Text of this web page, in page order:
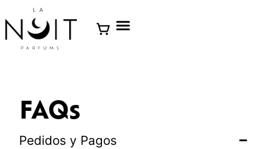
FAQs
Pedidos y Pagos